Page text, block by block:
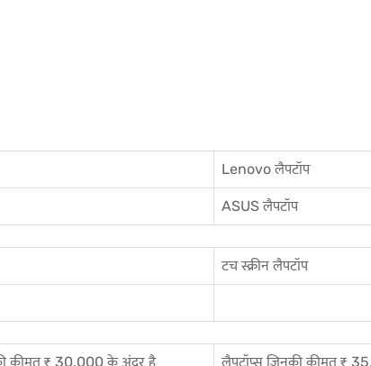
Lenovo लैपटॉप
ASUS लैपटॉप
टच स्क्रीन लैपटॉप
कीमत ₹ 30,000 के अंदर है लैपटॉप्स जिनकी कीमत ₹